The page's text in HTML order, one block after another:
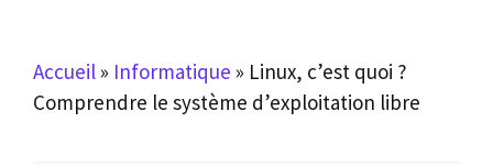
Accueil » Informatique » Linux, c’est quoi ?
Comprendre le système d’exploitation libre